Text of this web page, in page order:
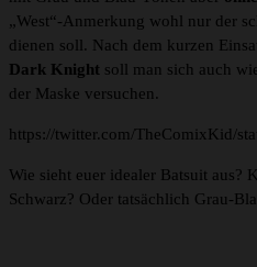
„West“-Anmerkung wohl nur der
dienen soll. Nach dem kurzen
Dark Knight soll man sich auch
der Maske versuchen.
https://twitter.com/TheComixKid/
Wie sieht euer idealer Batsuit aus?
Schwarz? Oder tatsächlich Grau-